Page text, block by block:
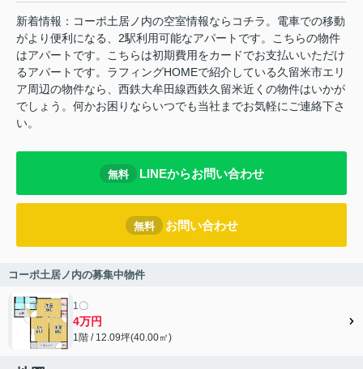
新着情報：コーポ土居ノ内の空室情報ならコチラ。電車での移動
がより便利になる、2駅利用可能なアパートです。こちらの物件
はアパートです。こちらは初期費用をカードでお支払いいただけ
るアパートです。ラフィングHOMEで紹介している久留米市エリ
ア周辺の物件なら、西鉄大牟田線西鉄久留米近くの物件はいかが
でしょう。何かお困りならいつでも当社までお気軽にご連絡下さ
い。
無料 LINEからお問い合わせ
無料 お問い合わせ
コーポ土居ノ内の募集中物件
1〇
4万円
1階 / 12.09坪(40.00㎡)